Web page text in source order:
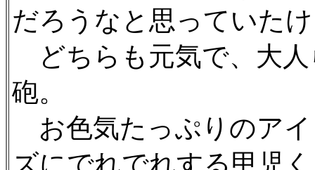
だろうなと思っていた
どちらも元気で、大
砲。
お色気たっぷりのア
ズにでれでれする甲児